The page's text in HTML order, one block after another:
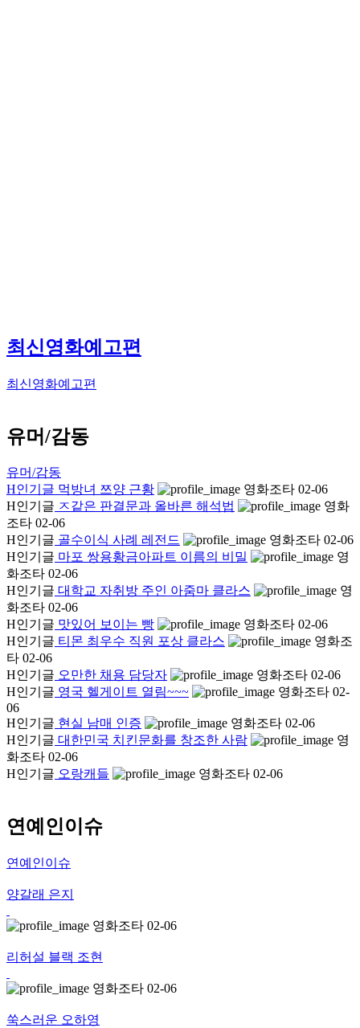
최신영화예고편
최신영화예고편
유머/감동
유머/감동
H인기글 먹방녀 쯔양 근황 영화조타 02-06
H인기글 ㅈ같은 판결문과 올바른 해석법
영화
조타 02-06
H인기글 골수이식 사례 레전드 영화조타 02-06
H인기글 마포 쌍용황금아파트 이름의 비밀
영
화조타 02-06
H인기글 대학교 자취방 주인 아줌마 클라스
영
화조타 02-06
H인기글 맛있어 보이는 빵 영화조타 02-06
H인기글 티몬 최우수 직원 포상 클라스
영화조
타 02-06
H인기글 오만한 채용 담당자 영화조타 02-06
H인기글 영국 헬게이트 열림~~~ 영화조타 02-
06
H인기글 현실 남매 인증 영화조타 02-06
H인기글 대한민국 치킨문화를 창조한 사람
영
화조타 02-06
H인기글 오랑캐들 영화조타 02-06
연예인이슈
연예인이슈
양갈래 은지
영화조타 02-06
리허설 블랙 조현
영화조타 02-06
쑥스러운 오하영